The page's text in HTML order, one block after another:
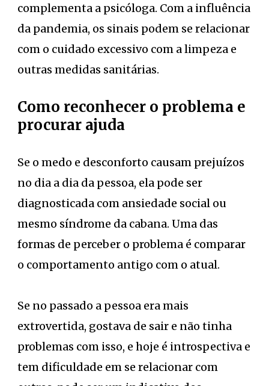
complementa a psicóloga. Com a influência
da pandemia, os sinais podem se relacionar
com o cuidado excessivo com a limpeza e
outras medidas sanitárias.
Como reconhecer o problema e
procurar ajuda
Se o medo e desconforto causam prejuízos
no dia a dia da pessoa, ela pode ser
diagnosticada com ansiedade social ou
mesmo síndrome da cabana. Uma das
formas de perceber o problema é comparar
o comportamento antigo com o atual.
Se no passado a pessoa era mais
extrovertida, gostava de sair e não tinha
problemas com isso, e hoje é introspectiva e
tem dificuldade em se relacionar com